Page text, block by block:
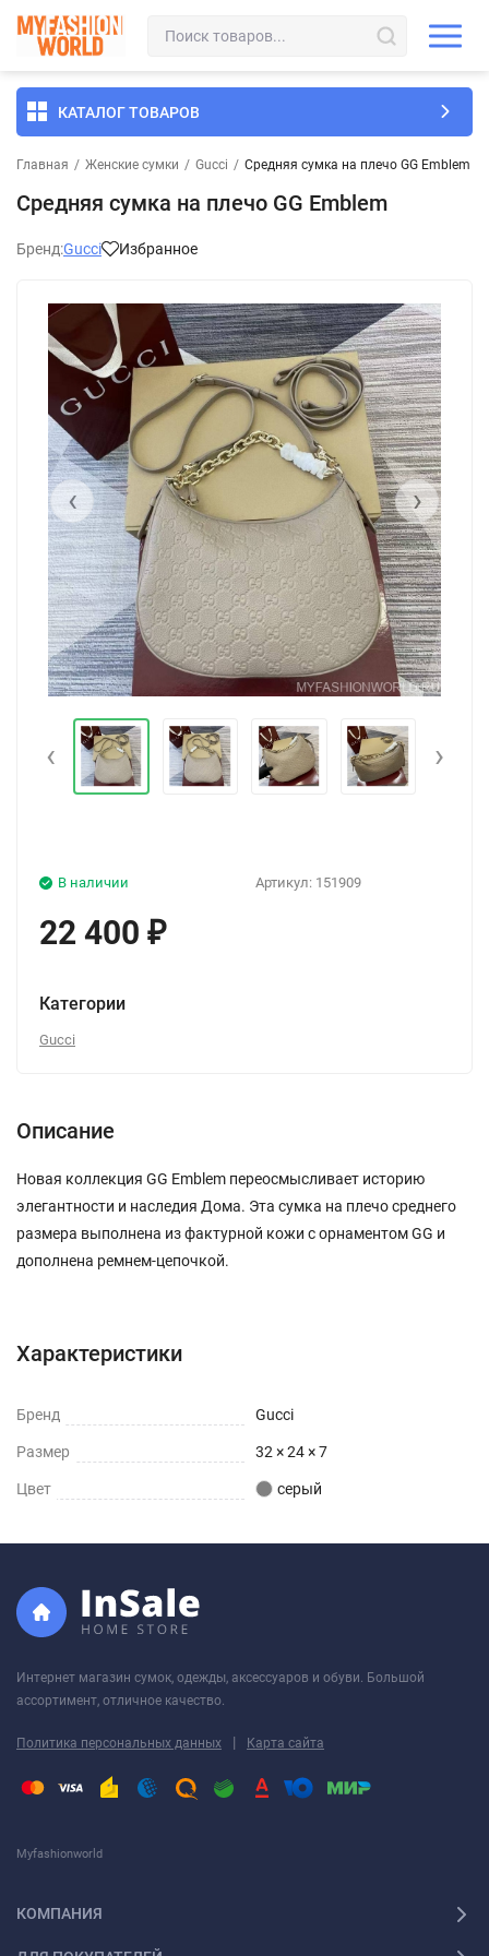
КАТАЛОГ ТОВАРОВ
Главная / Женские сумки / Gucci / Средняя сумка на плечо GG Emblem
Средняя сумка на плечо GG Emblem
Бренд:Gucci Избранное
‹ ›
‹ ›
Артикул: 151909
В наличии
22 400 ₽
Категории
Gucci
Описание
Новая коллекция GG Emblem переосмысливает историю
элегантности и наследия Дома. Эта сумка на плечо среднего
размера выполнена из фактурной кожи с орнаментом GG и
дополнена ремнем-цепочкой.
Характеристики
Бренд Gucci
Размер 32 × 24 × 7
Цвет серый
Интернет магазин сумок, одежды, аксессуаров и обуви. Большой
ассортимент, отличное качество.
Политика персональных данных | Карта сайта
Myfashionworld
КОМПАНИЯ